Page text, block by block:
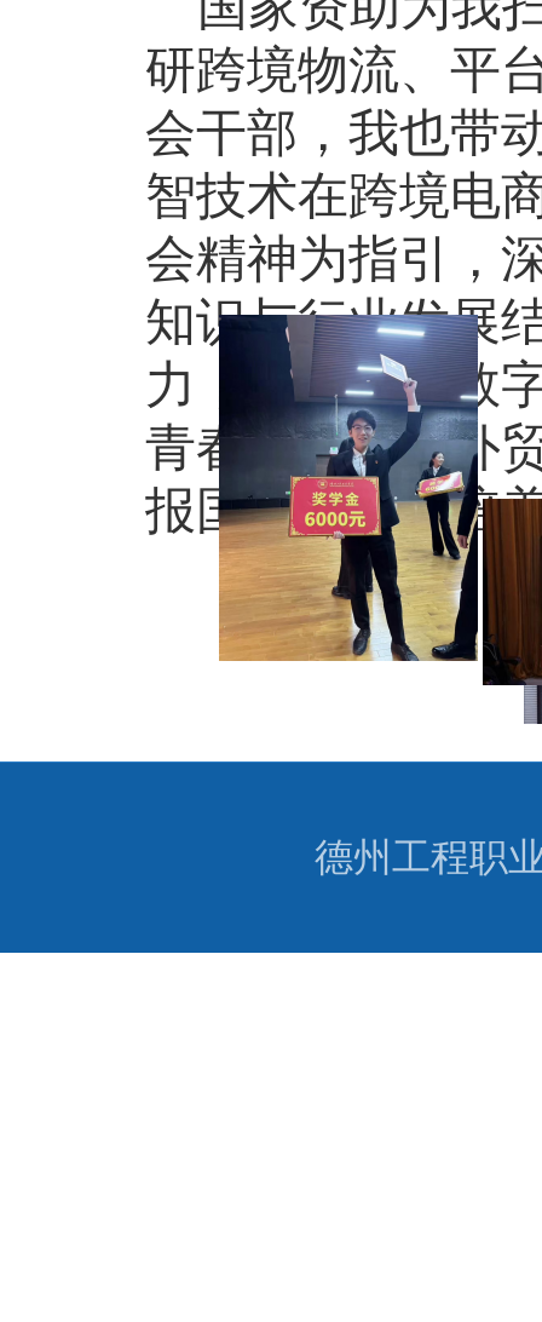
研跨境物流、平
会干部，我也带
智技术在跨境电
会精神为指引，
知识与行业发展
力，努力成为数
青春之我助力外
报国家资助与培
德州工程职